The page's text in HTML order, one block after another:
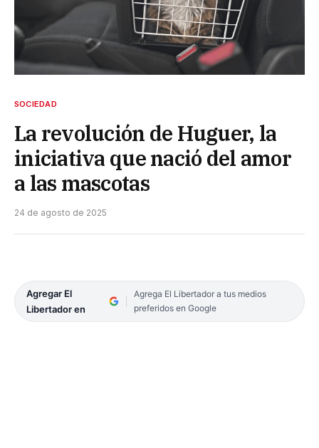
SOCIEDAD
La revolución de Huguer, la
iniciativa que nació del amor
a las mascotas
24 de agosto de 2025
Agregar El
Libertador en
Agrega El Libertador a tus medios
preferidos en Google